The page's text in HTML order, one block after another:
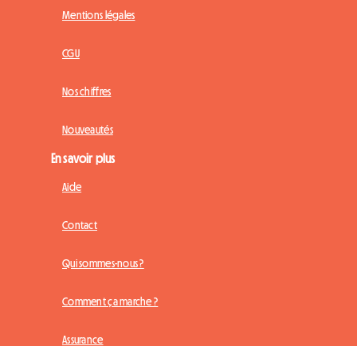
Mentions légales
CGU
Nos chiffres
Nouveautés
En savoir plus
Aide
Contact
Qui sommes-nous ?
Comment ça marche ?
Assurance